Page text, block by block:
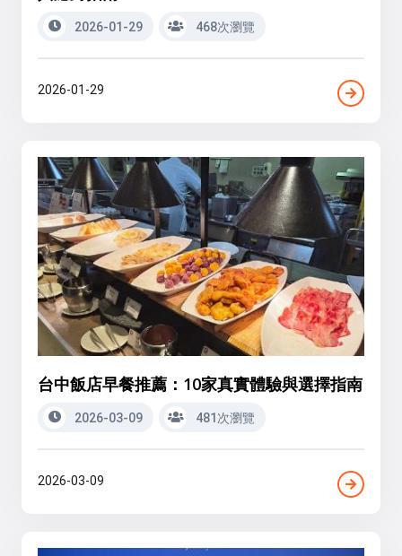
2026-01-29 468次瀏覽
2026-01-29
台中飯店早餐推薦：10家真實體驗與選擇指南
2026-03-09 481次瀏覽
2026-03-09